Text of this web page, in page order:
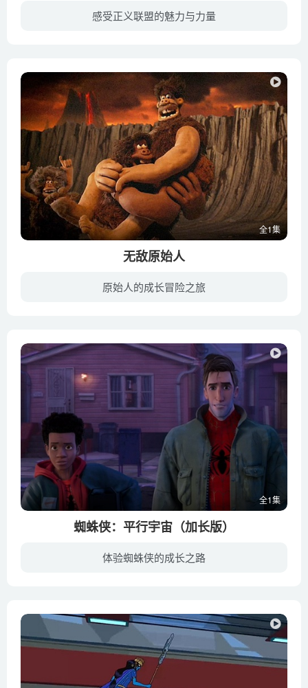
感受正义联盟的魅力与力量
全1集
无敌原始人
原始人的成长冒险之旅
全1集
蜘蛛侠：平行宇宙（加长版）
体验蜘蛛侠的成长之路